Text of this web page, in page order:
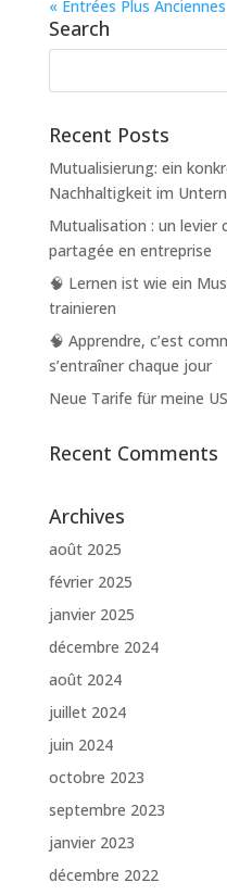
« Entrées Plus Anciennes
Search
Recent Posts
Mutualisierung: ein
Nachhaltigkeit im
Mutualisation : un levier
partagée en entreprise
🧠 Lernen ist wie ein
trainieren
🧠 Apprendre, c’est
s’entraîner chaque jour
Neue Tarife für meine
Recent Comments
Archives
août 2025
février 2025
janvier 2025
décembre 2024
août 2024
juillet 2024
juin 2024
octobre 2023
septembre 2023
janvier 2023
décembre 2022